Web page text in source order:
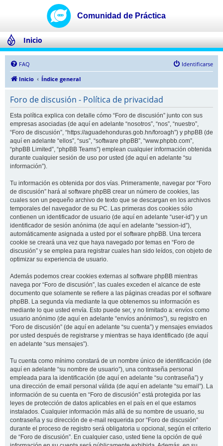
Inicio
FAQ
Identificarse
Inicio
Índice general
Foro de discusión - Política de privacidad
Esta política explica con detalle cómo “Foro de discusión” junto con sus
empresas asociadas (de aquí en adelante “nosotros”, “nos”, “nuestro”,
“Foro de discusión”, “https://aguadehonduras.gob.hn/foroagh”) y phpBB (de
aquí en adelante “ellos”, “sus”, “software phpBB”, “www.phpbb.com”,
“phpBB Limited”, “phpBB Teams”) emplean cualquier información obtenida
durante cualquier sesión de uso por usted (de aquí en adelante “su
información”).
Tu información es obtenida por dos vías. Primeramente, navegar por “Foro
de discusión” hará al software phpBB crear un número de cookies, las
cuales son un pequeño archivo de texto que se descargan en los archivos
temporales del navegador de su PC. Las primeras dos cookies sólo
contienen un identificador de usuario (de aquí en adelante “user-id”) y un
identificador de sesión anónima (de aquí en adelante “session-id”),
automáticamente asignada a usted por el software phpBB. Una tercera
cookie se creará una vez que haya navegado por temas en “Foro de
discusión” y se emplea para registrar cuales han sido leídos, con objeto de
optimizar su experiencia de usuario.
Además podemos crear cookies externas al software phpBB mientras
navega por “Foro de discusión”, las cuales exceden el alcance de este
documento que solamente se refiere a las páginas creadas por el software
phpBB. La segunda vía mediante la que obtenemos su información es
mediante lo que usted envía. Esto puede ser, y no limitado a: envíos como
usuario anónimo (de aquí en adelante “envíos anónimos”), su registro en
“Foro de discusión” (de aquí en adelante “su cuenta”) y mensajes enviados
por usted después de registrarse y mientras se haya identificado (de aquí
en adelante “sus mensajes”).
Tu cuenta como mínimo constará de un nombre único de identificación (de
aquí en adelante “su nombre de usuario”), una contraseña personal
empleada para la identificación (de aquí en adelante “su contraseña”) y
una dirección de email personal válida (de aquí en adelante “su email”). La
información de su cuenta en “Foro de discusión” está protegida por las
leyes de protección de datos aplicables en el país en el que estamos
instalados. Cualquier información más allá de su nombre de usuario, su
contraseña y su dirección de e-mail requerida por “Foro de discusión”
durante el proceso de registro será obligatoria u opcional, según el criterio
de “Foro de discusión”. En cualquier caso, usted tiene la opción de qué